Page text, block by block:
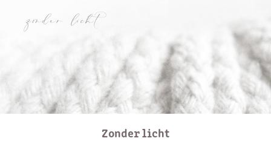
Zonder licht